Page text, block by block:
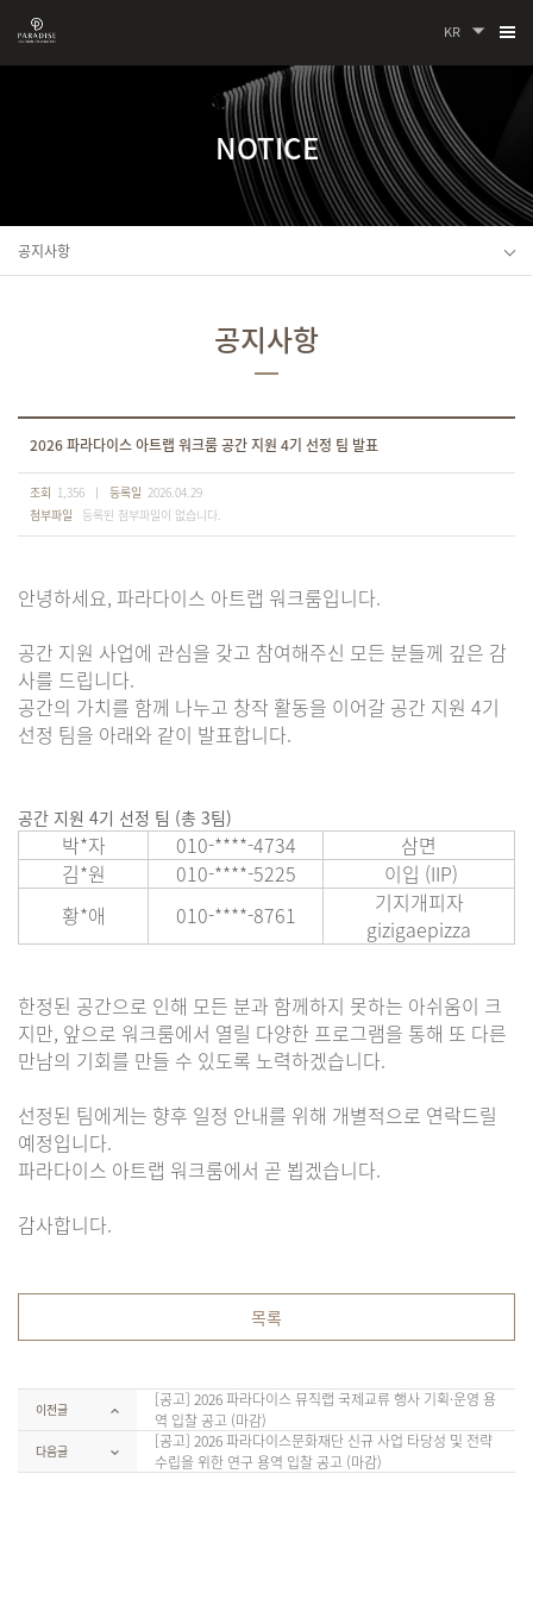
KR
NOTICE
공지사항
공지사항
2026 파라다이스 아트랩 워크룸 공간 지원 4기 선정 팀 발표
첨부파일 등록된 첨부파일이 없습니다.
조회 1,356 등록일 2026.04.29
안녕하세요, 파라다이스 아트랩 워크룸입니다.
공간 지원 사업에 관심을 갖고 참여해주신 모든 분들께 깊은 감
사를 드립니다.
공간의 가치를 함께 나누고 창작 활동을 이어갈 공간 지원 4기
선정 팀을 아래와 같이 발표합니다.
공간 지원 4기 선정 팀 (총 3팀)
박*자 010-****-4734
삼면
김*원
010-****-5225
이입 (IIP)
황*애
010-****-8761
기지개피자
gizigaepizza
한정된 공간으로 인해 모든 분과 함께하지 못하는 아쉬움이 크
지만, 앞으로 워크룸에서 열릴 다양한 프로그램을 통해 또 다른
만남의 기회를 만들 수 있도록 노력하겠습니다.
선정된 팀에게는 향후 일정 안내를 위해 개별적으로 연락드릴
예정입니다.
파라다이스 아트랩 워크룸에서 곧 뵙겠습니다.
감사합니다.
목록
이전글
[공고] 2026 파라다이스 뮤직랩 국제교류 행사 기획·운영 용
역 입찰 공고 (마감)
다음글
[공고] 2026 파라다이스문화재단 신규 사업 타당성 및 전략
수립을 위한 연구 용역 입찰 공고 (마감)